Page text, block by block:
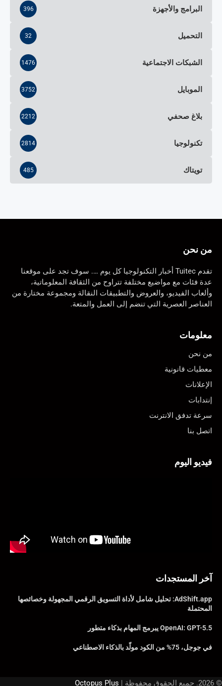
البرامج والأجهزة 396
التحميل 32
الشبكات الاجتماعية 1476
الموبايل 3752
بلاغ صحفي 2212
تكنولوجيا 2814
تويتاك 485
من نحن
تقدم Tuitec أخبار التكنولوجيا كل يوم …. سوف تجد على موقعنا
عدة فئات مع مواضيع مختلفة تتراوح من الثقافة المعلوماتية،
وألعاب الفيديو، والعروض والتطبيقات النقالة ومجموعة مختارة من
العناصر العصرية التي تنضم إلى العمل والمتعة.
معلومات
من نحن
معطيات قانونية
الإعلانات
إنتدابات
سرعة تدفق الانترنت
اتصل بنا
فيديو اليوم
آخر المستجدات
AdShift.app: تحليل شامل لأداة التسويق الرقمي المجهولة وخصائصها
المحتملة
OpenAI: GPT-5.5 يبرمج المهام بذكاء متطور
في جوجل، 75% من الكود مولّد بالذكاء الاصطناعي
© 2026. جميع الحقوق محفوظة | Octopus Plus